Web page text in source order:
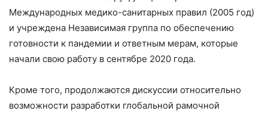
Международных медико-санитарных правил (2005 год)
и учреждена Независимая группа по обеспечению
готовности к пандемии и ответным мерам, которые
начали свою работу в сентябре 2020 года.
Кроме того, продолжаются дискуссии относительно
возможности разработки глобальной рамочной